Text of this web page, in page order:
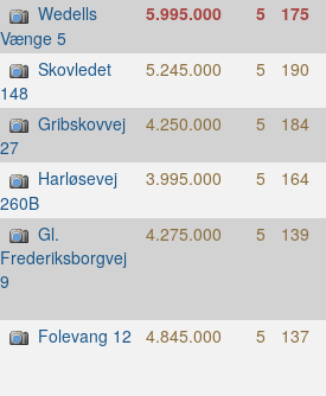
Wedells
Vænge 5
5.995.000 5 175
Skovledet
148
5.245.000 5 190
Gribskovvej
27
4.250.000 5 184
Harløsevej
260B
3.995.000 5 164
Gl.
Frederiksborgvej
9
4.275.000 5 139
Folevang 12
4.845.000 5 137